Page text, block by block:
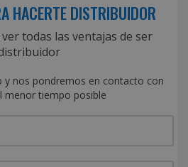
HACERTE DISTRIBUIDOR
todas las ventajas de ser
y nos pondremos en contacto con
menor tiempo posible